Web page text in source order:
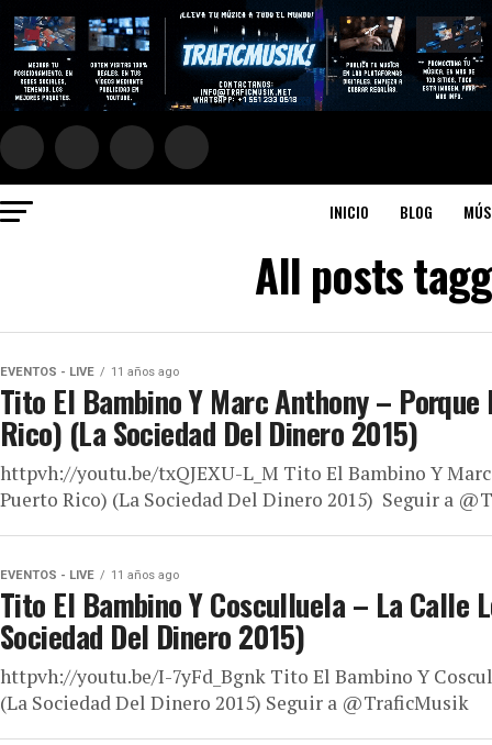
INICIO BLOG
All posts
EVENTOS - LIVE 11 años ago
Tito El Bambino Y Marc Anthony –
Rico) (La Sociedad Del Dinero 2015)
httpvh://youtu.be/txQJEXU-L_M Tito El Bambino Y
Puerto Rico) (La Sociedad Del Dinero 2015) Seguir a
EVENTOS - LIVE 11 años ago
Tito El Bambino Y Cosculluela – La Calle
Sociedad Del Dinero 2015)
httpvh://youtu.be/I-7yFd_Bgnk Tito El Bambino Y
(La Sociedad Del Dinero 2015) Seguir a @TraficMusik